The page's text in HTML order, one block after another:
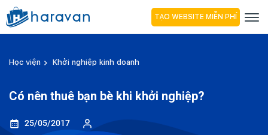
TẠO WEBSITE MIỄN PHÍ
Học viện Khởi nghiệp kinh doanh
Có nên thuê bạn bè khi khởi nghiệp?
25/05/2017